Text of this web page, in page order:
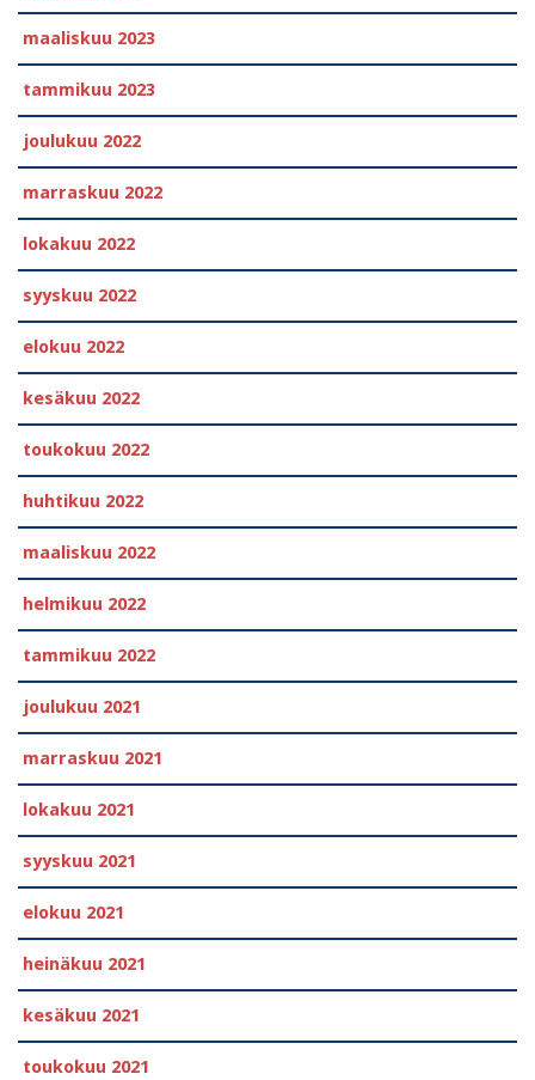
maaliskuu 2023
tammikuu 2023
joulukuu 2022
marraskuu 2022
lokakuu 2022
syyskuu 2022
elokuu 2022
kesäkuu 2022
toukokuu 2022
huhtikuu 2022
maaliskuu 2022
helmikuu 2022
tammikuu 2022
joulukuu 2021
marraskuu 2021
lokakuu 2021
syyskuu 2021
elokuu 2021
heinäkuu 2021
kesäkuu 2021
toukokuu 2021